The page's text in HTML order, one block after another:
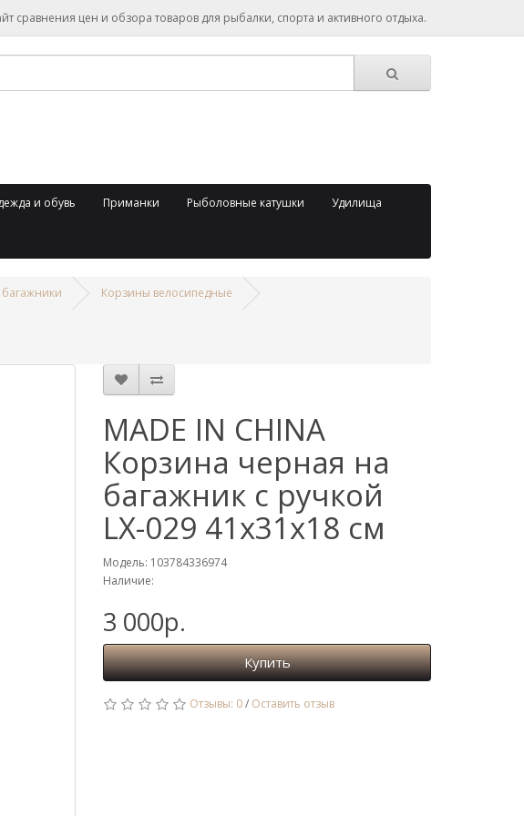
сравнения цен и обзора товаров для рыбалки, спорта и активного отдыха.
и обувь Приманки Рыболовные катушки Удилища
Корзины велосипедные
MADE IN CHINA
Корзина черная на
багажник с ручкой
LX-029 41х31х18 см
Модель: 103784336974
Наличие:
3 000р.
Купить
Отзывы: 0/ Оставить отзыв